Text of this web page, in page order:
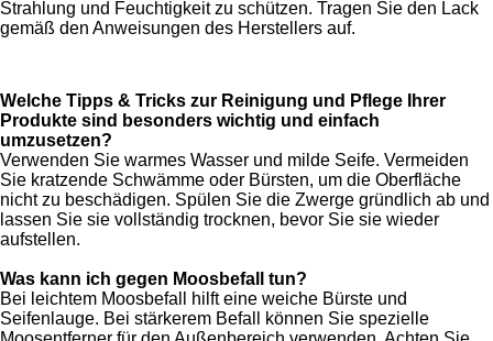
Strahlung und Feuchtigkeit zu schützen. Tragen Sie den Lack
gemäß den Anweisungen des Herstellers auf.
Welche Tipps & Tricks zur Reinigung und Pflege Ihrer
Produkte sind besonders wichtig und einfach
umzusetzen?
Verwenden Sie warmes Wasser und milde Seife. Vermeiden
Sie kratzende Schwämme oder Bürsten, um die Oberfläche
nicht zu beschädigen. Spülen Sie die Zwerge gründlich ab und
lassen Sie sie vollständig trocknen, bevor Sie sie wieder
aufstellen.
Was kann ich gegen Moosbefall tun?
Bei leichtem Moosbefall hilft eine weiche Bürste und
Seifenlauge. Bei stärkerem Befall können Sie spezielle